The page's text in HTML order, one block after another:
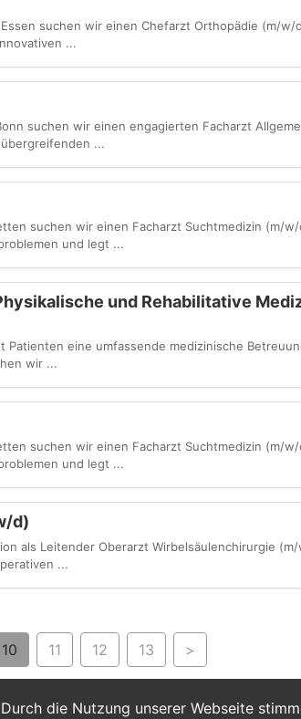
die Nutzung unserer Webseite
suchen wir einen Chefarzt Orthopädie (m/w/
...
suchen wir einen engagierten Facharzt
...
suchen wir einen Facharzt Suchtmedizin (m/w/
und legt ...
und Rehabilitative
eine umfassende medizinische
wir ...
suchen wir einen Facharzt Suchtmedizin (m/w/
und legt ...
d)
als Leitender Oberarzt Wirbelsäulenchirurgie
...
10 11 12 13 >